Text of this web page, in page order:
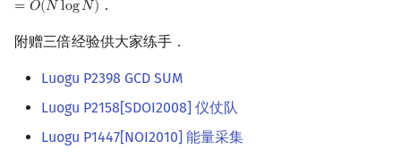
= 𝑂(𝑁 log𝑁) ．
附赠三倍经验供大家练手．
Luogu P2398 GCD SUM
Luogu P2158[SDOI2008] 仪仗队
Luogu P1447[NOI2010] 能量采集